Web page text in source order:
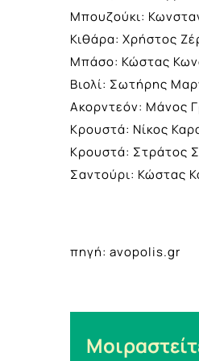
Μπουζούκι:
Κιθάρα: Χρήστος
Μπάσο: Κώστας
Βιολί: Σωτήρης
Ακορντεόν: Μάνος
Κρουστά: Νίκος
Κρουστά: Στράτος
Σαντούρι: Κώστας
πηγή: avopolis.gr